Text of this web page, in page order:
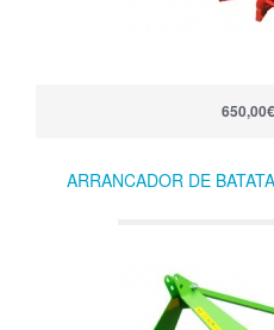
650,00€
ARRANCADOR DE